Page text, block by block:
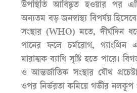
উপস্থিতি আবিষ্কৃত হওয়ার পর
অন্যতম বড় জনস্বাস্থ্য বিপর্যয় হিসেবে
সংস্থার (WHO) মতে, দীর্ঘদিন
পানের ফলে চর্মরোগ, গ্যাংগ্রিন
মারাত্মক ব্যাধি সৃষ্টি হতে পারে।
ও আন্তর্জাতিক সংস্থার যৌথ
ওপর নির্ভরতা কমিয়ে গভীর নলকূপ